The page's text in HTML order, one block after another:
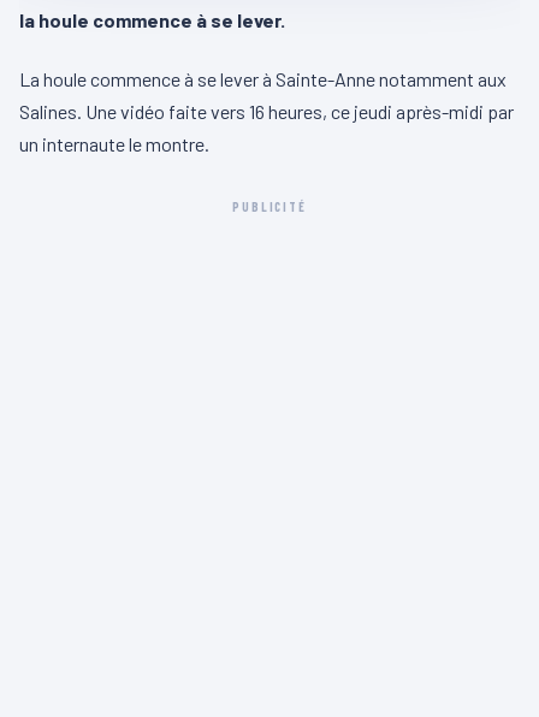
la houle commence à se lever.
La houle commence à se lever à Sainte-Anne notamment aux
Salines. Une vidéo faite vers 16 heures, ce jeudi après-midi par
un internaute le montre.
PUBLICITÉ